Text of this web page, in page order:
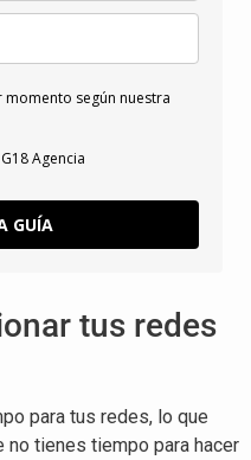
según nuestra
Agencia
GUÍA
tus redes
para tus redes, lo que
tienes tiempo para hacer